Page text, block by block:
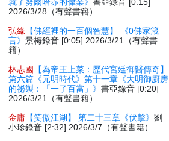
2026/3/28（有聲書籍）
弘緣 【佛經裡的一百個智慧】 《0佛家箴
言》景梅錄音 [0:05] 2026/3/21（有聲書
籍）
林志國
【為帝王上菜：歷代宮廷御醫傳奇】
第六篇《元明時代》第十一章《大明御廚房
的祕製：「一了百當」》書亞錄音 [0:20]
2026/3/21（有聲書籍）
金庸 【笑傲江湖】 第二十三章《伏擊》劉
小珍錄音 [2:32] 2026/3/7（有聲書籍）